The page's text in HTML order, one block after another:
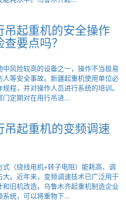
吊起重机的安全操作
要点吗？
风险较高的设备之一，操作不当极易
人等安全事故。新疆起重机使用单位必
程，并对操作人员进行系统的培训。
定期对在用行吊进...
吊起重机的变频调速
（绕线电机+转子电阻）能耗高、调
。近年来，变频调速技术已广泛用于
旧机改造。乌鲁木齐起重机制造企业
统，可以将重物下...